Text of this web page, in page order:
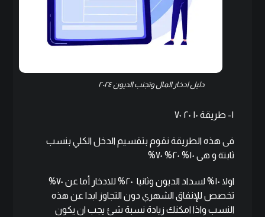
دليل ادخار المال وتجنب الديون ٢٠٢٤
١- طريقة ١٠ ٢٠ ٧٠
فى هذه الطريقة نقوم بتقسيم الدخل الكلي بنسب
ثابتة و هى ١٠% ٢٠% ٧٠%
اولا ١٠% لسداد الديون وثانيا ٢٠% للادخار أما عن ٧٠%
تخصص للإنفاق الشهري دون التجاوز ابدا عن هذه
النسب واذا امكنك زيادة نسبة شئ يجب ان يكون